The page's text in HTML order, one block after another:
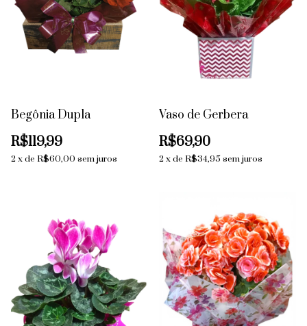
Begônia Dupla
R$119,99
2 xde R$60,00 sem juros
Vaso de Gerbera
R$69,90
2 xde R$34,95sem juros